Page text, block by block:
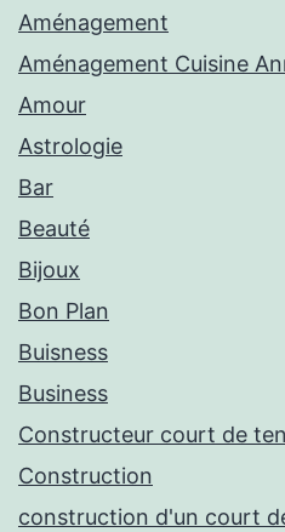
Aménagement
Aménagement Cuisine
Amour
Astrologie
Bar
Beauté
Bijoux
Bon Plan
Buisness
Business
Constructeur court de
Construction
construction d'un court